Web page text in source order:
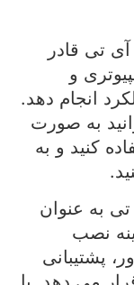
تی قادر
و
انجام دهد.
به صورت
کنید و به
به عنوان
نصب
پشتیبانی